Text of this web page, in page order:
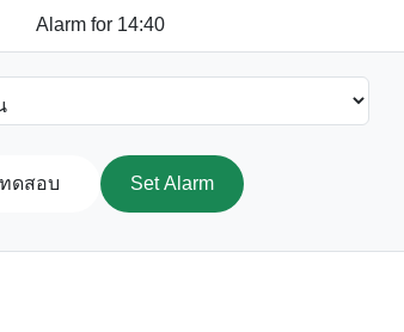
ทดสอบ Set Alarm